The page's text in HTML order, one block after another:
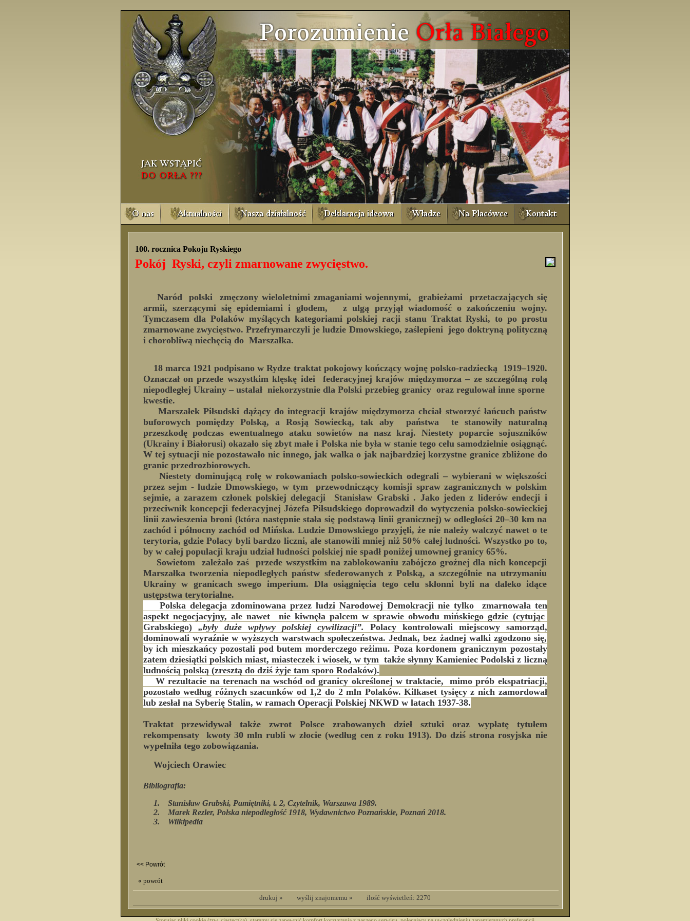
100. rocznica Pokoju Ryskiego
Pokój Ryski, czyli zmarnowane zwycięstwo.
Naród polski zmęczony wieloletnimi zmaganiami wojennymi, grabieżami przetaczających się
armii, szerzącymi się epidemiami i głodem, z ulgą przyjął wiadomość o zakończeniu wojny.
Tymczasem dla Polaków myślących kategoriami polskiej racji stanu Traktat Ryski, to po prostu
zmarnowane zwycięstwo. Przefrymarczyli je ludzie Dmowskiego, zaślepieni jego doktryną polityczną
i chorobliwą niechęcią do Marszałka.
18 marca 1921 podpisano w Rydze traktat pokojowy kończący wojnę polsko-radziecką 1919–1920.
Oznaczał on przede wszystkim klęskę idei federacyjnej krajów międzymorza – ze szczególną rolą
niepodległej Ukrainy – ustalał niekorzystnie dla Polski przebieg granicy oraz regulował inne sporne
kwestie.
Marszałek Piłsudski dążący do integracji krajów międzymorza chciał stworzyć łańcuch państw
buforowych pomiędzy Polską, a Rosją Sowiecką, tak aby państwa te stanowiły naturalną
przeszkodę podczas ewentualnego ataku sowietów na nasz kraj. Niestety poparcie sojuszników
(Ukrainy i Białorusi) okazało się zbyt małe i Polska nie była w stanie tego celu samodzielnie osiągnąć.
W tej sytuacji nie pozostawało nic innego, jak walka o jak najbardziej korzystne granice zbliżone do
granic przedrozbiorowych.
Niestety dominującą rolę w rokowaniach polsko-sowieckich odegrali – wybierani w większości
przez sejm - ludzie Dmowskiego, w tym przewodniczący komisji spraw zagranicznych w polskim
sejmie, a zarazem członek polskiej delegacji Stanisław Grabski . Jako jeden z liderów endecji i
przeciwnik koncepcji federacyjnej Józefa Piłsudskiego doprowadził do wytyczenia polsko-sowieckiej
linii zawieszenia broni (która następnie stała się podstawą linii granicznej) w odległości 20–30 km na
zachód i północny zachód od Mińska. Ludzie Dmowskiego przyjęli, że nie należy walczyć nawet o te
terytoria, gdzie Polacy byli bardzo liczni, ale stanowili mniej niż 50% całej ludności. Wszystko po to,
by w całej populacji kraju udział ludności polskiej nie spadł poniżej umownej granicy 65%.
Sowietom zależało zaś przede wszystkim na zablokowaniu zabójczo groźnej dla nich koncepcji
Marszałka tworzenia niepodległych państw sfederowanych z Polską, a szczególnie na utrzymaniu
Ukrainy w granicach swego imperium. Dla osiągnięcia tego celu skłonni byli na daleko idące
ustępstwa terytorialne.
Polska delegacja zdominowana przez ludzi Narodowej Demokracji nie tylko zmarnowała ten
aspekt negocjacyjny, ale nawet nie kiwnęła palcem w sprawie obwodu mińskiego gdzie (cytując
Grabskiego) „były duże wpływy polskiej cywilizacji”. Polacy kontrolowali miejscowy samorząd,
dominowali wyraźnie w wyższych warstwach społeczeństwa. Jednak, bez żadnej walki zgodzono się,
by ich mieszkańcy pozostali pod butem morderczego reżimu. Poza kordonem granicznym pozostały
zatem dziesiątki polskich miast, miasteczek i wiosek, w tym także słynny Kamieniec Podolski z liczną
ludnością polską (zresztą do dziś żyje tam sporo Rodaków).
W rezultacie na terenach na wschód od granicy określonej w traktacie, mimo prób ekspatriacji,
pozostało według różnych szacunków od 1,2 do 2 mln Polaków. Kilkaset tysięcy z nich zamordował
lub zesłał na Syberię Stalin, w ramach Operacji Polskiej NKWD w latach 1937-38.
Traktat przewidywał także zwrot Polsce zrabowanych dzieł sztuki oraz wypłatę tytułem
rekompensaty kwoty 30 mln rubli w złocie (według cen z roku 1913). Do dziś strona rosyjska nie
wypełniła tego zobowiązania.
Wojciech Orawiec
Bibliografia:
1. Stanisław Grabski, Pamiętniki, t. 2, Czytelnik, Warszawa 1989.
2. Marek Rezler, Polska niepodległość 1918, Wydawnictwo Poznańskie, Poznań 2018.
3. Wilkipedia
<< Powrót
« powrót
drukuj » wyślij znajomemu » ilość wyświetleń: 2270